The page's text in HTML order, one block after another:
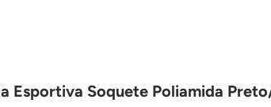
Esportiva Soquete Poliamida